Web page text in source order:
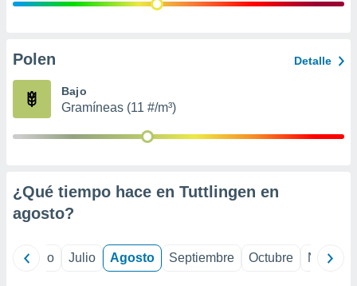
e
publicidad
Polen Detalle
Bajo
Gramíneas (11 #/m³)
¿Qué tiempo hace en Tuttlingen en
agosto?
Junio Julio Agosto Septiembre Octubre